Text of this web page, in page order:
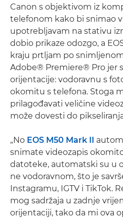
Canon s objektivom iz
telefonom kako bi snimao
upotrebljavam na stativu
dobio prikaze odozgo, a
kraju prtljam po
Adobe® Premiere® Pro jer
orijentacije: vodoravnu s
okomitu s telefona. Stoga
prilagođavati veličine
može dovesti do
„No EOS M50 Mark II
snimate videozapis
datoteke, automatski su u
ne vodoravnom, što je
Instagramu, IGTV i TikTok.
mog sadržaja u zadnje
orijentaciji, tako da mi ova